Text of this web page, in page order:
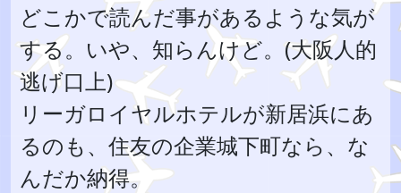
どこかで読んだ事があるような気が
する。いや、知らんけど。(大阪人的
逃げ口上)
リーガロイヤルホテルが新居浜にあ
るのも、住友の企業城下町なら、な
んだか納得。